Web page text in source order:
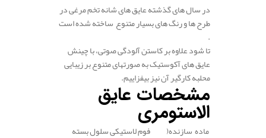
در سال های گذشته عایق های شانه تخم مرغی در
طرح ها و رنگ های بسیار متنوع ساخته شده است
.
تا شود علاوه بر کاستن آلودگی صوتی، با چینش
عایق های آکوستیک به صورتهای متنوع بر زیبایی
محلبه کارگیر آن نیز بیفزاییم.
مشخصات عایق
الاستومری
ماده سازنده(
فوم لاستیکی سلول بسته